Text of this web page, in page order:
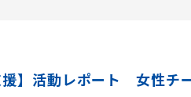
援】活動レポート 女性チ